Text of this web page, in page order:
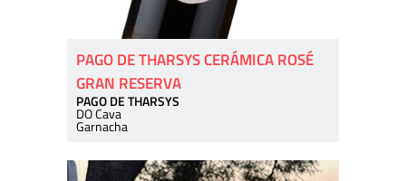
PAGO DE THARSYS CERÁMICA ROSÉ
GRAN RESERVA
PAGO DE THARSYS
DO Cava
Garnacha